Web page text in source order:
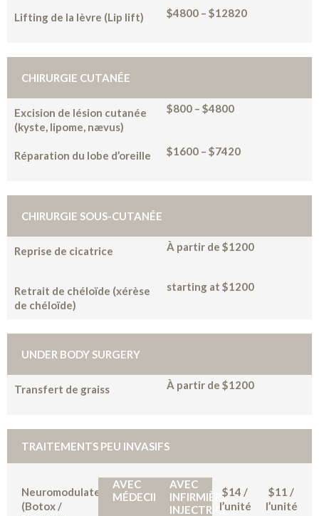
Lifting de la lèvre (Lip lift) $4800 – $12820
CHIRURGIE CUTANÉE
Excision de lésion cutanée
(kyste, lipome, nævus)
$800 – $4800
Réparation du lobe d’oreille $1600 – $7420
CHIRURGIE SOUS-CUTANÉE
Reprise de cicatrice À partir de $1200
Retrait de chéloïde (xérèse
de chéloïde)
starting at $1200
UNDER BODY SURGERY
Transfert de graiss À partir de $1200
TRAITEMENTS PEU INVASIFS
Neuromodulateurs
(Botox /
AVEC
MÉDECIN
AVEC
INFIRMIÈRE
INJECTRICE
$14 /
l’unité
$11 /
l’unité